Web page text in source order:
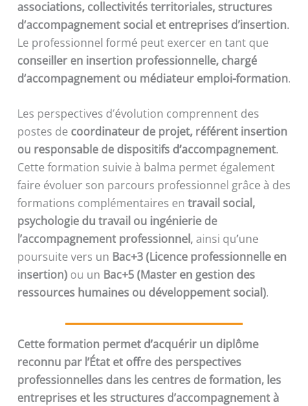
associations, collectivités territoriales, structures
d’accompagnement social et entreprises d’insertion.
Le professionnel formé peut exercer en tant que
conseiller en insertion professionnelle, chargé
d’accompagnement ou médiateur emploi-formation.
Les perspectives d’évolution comprennent des
postes de coordinateur de projet, référent insertion
ou responsable de dispositifs d’accompagnement.
Cette formation suivie à balma permet également
faire évoluer son parcours professionnel grâce à des
formations complémentaires en travail social,
psychologie du travail ou ingénierie de
l’accompagnement professionnel, ainsi qu’une
poursuite vers un Bac+3 (Licence professionnelle en
insertion) ou un Bac+5 (Master en gestion des
ressources humaines ou développement social).
Cette formation permet d’acquérir un diplôme
reconnu par l’État et offre des perspectives
professionnelles dans les centres de formation, les
entreprises et les structures d’accompagnement à